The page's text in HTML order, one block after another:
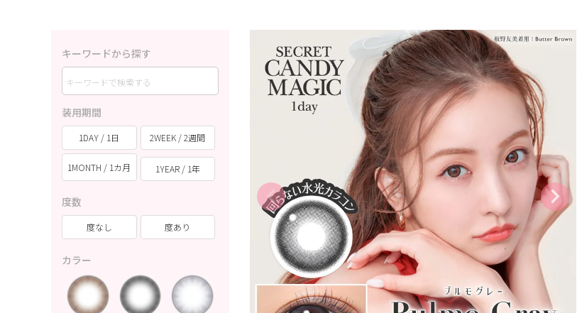
キーワードから探す
装用期間
1DAY / 1日 2WEEK / 2週間
1MONTH / 1カ月 1YEAR / 1年
度数
度なし 度あり
カラー